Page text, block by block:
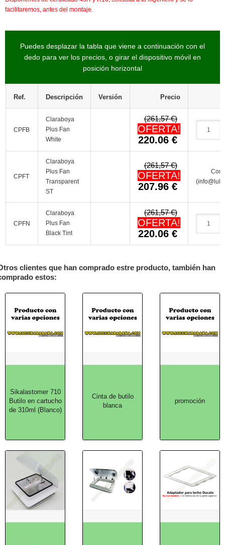
facilitaremos, antes del montaje.
Puedes desplazar la tabla que viene a continuación con el
dedo para ver los precios, o girar el dispositivo móvil en
posición horizontal
Ref. Descripción Versión Precio
CPFB
Claraboya
Plus Fan
White
(261,57 €)
OFERTA!
220.06 €
CPFT
Claraboya
Plus Fan
Transparent
ST
(261,57 €)
OFERTA!
207.96 €
CPFN
Claraboya
Plus Fan
Black Tint
(261,57 €)
OFERTA!
220.06 €
clientes que han comprado estre producto, también han
estos:
Sikalastomer 710
Butilo en cartucho
de 310ml (Blanco)
Cinta de butilo
blanca
promoción